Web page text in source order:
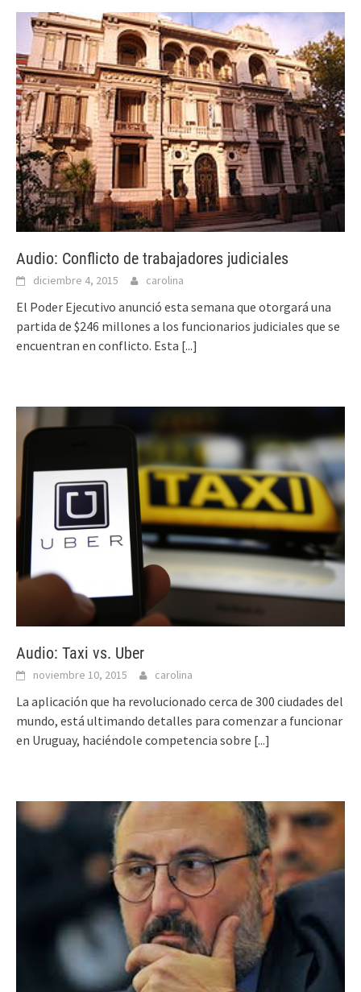
Audio: Conflicto de trabajadores judiciales
diciembre 4, 2015 carolina
El Poder Ejecutivo anunció esta semana que otorgará una
partida de $246 millones a los funcionarios judiciales que se
encuentran en conflicto. Esta [...]
Audio: Taxi vs. Uber
noviembre 10, 2015 carolina
La aplicación que ha revolucionado cerca de 300 ciudades del
mundo, está ultimando detalles para comenzar a funcionar
en Uruguay, haciéndole competencia sobre [...]